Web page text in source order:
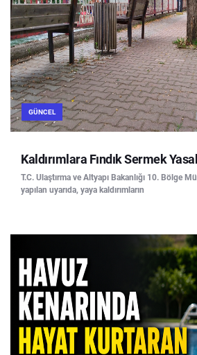
GÜNCEL
Kaldırımlara Fındık Sermek
T.C. Ulaştırma ve Altyapı Bakanlığı 10. Bölge
yapılan uyarıda, yaya kaldırımların